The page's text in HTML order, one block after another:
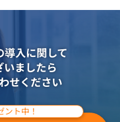
入に関して
いましたら
せください
ト中！